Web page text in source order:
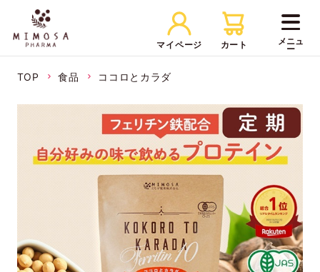
マイページ カート
TOP 食品 ココロとカラダ